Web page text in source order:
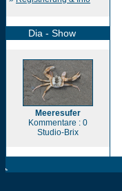
Dia - Show
Meeresufer
Kommentare : 0
Studio-Brix